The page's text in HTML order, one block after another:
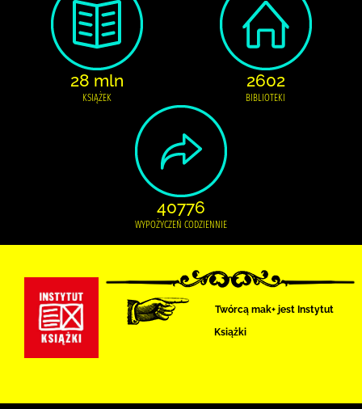
28 mln
KSIĄŻEK
2602
BIBLIOTEKI
40776
WYPOŻYCZEŃ CODZIENNIE
Twórcą mak+ jest Instytut
Książki